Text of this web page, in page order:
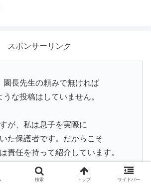
スポンサーリンク
園長先生の頼みで無ければ
うな投稿はしていません。
が、私は息子を実際に
た保護者です。だからこそ
責任を持って紹介しています。
息子がお世話になっていた先生が
検索 トップ サイドバー